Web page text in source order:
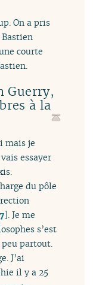
On a pris
courte
Guerry,
à la
mais je
essayer
du pôle
7] . Je me
s’est
partout.
J’ai
il y a 25